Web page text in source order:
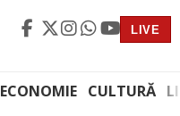
LIVE
ECONOMIE CULTURĂ